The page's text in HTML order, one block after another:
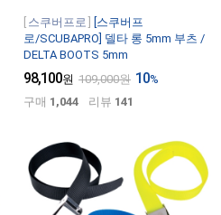
스쿠버프로
[스쿠버프
로/SCUBAPRO] 델타 롱 5mm 부츠 /
DELTA BOOTS 5mm
98,100원 109,000원 10%
구매 1,044 리뷰 141